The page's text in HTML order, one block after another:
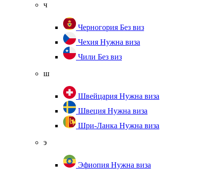
ч
Черногория Без виз
Чехия Нужна виза
Чили Без виз
ш
Швейцария Нужна виза
Швеция Нужна виза
Шри-Ланка Нужна виза
э
Эфиопия Нужна виза